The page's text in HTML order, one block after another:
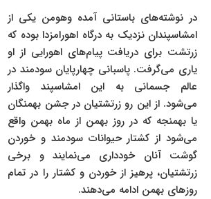
در نوشته‌های باستانی آمده وهومن یکی از
امشاسپندان نزدیک به درگاه اهورامزدا بوده که
زرتشت برای دریافت پیام‌های اهورایی از او
یاری می‌گرفت. پاسبانی چهارپایان سودمند در
عالم جسمانی به این امشاسپند واگذار
می‌شود. از این رو زرتشتیان در جشن بهمنگان
یا بهمنجه که در روز بهمن از ماه بهمن واقع
می‌شود از کشتار حیوانات سودمند و خوردن
گوشت آنان خودداری می‌نمایند و برخی
زرتشتیان، پرهیز از خوردن و کشتار را در تمام
روزهای بهمن ادامه می‌دهند.